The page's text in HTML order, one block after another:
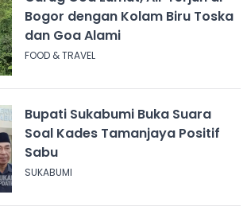
Bogor dengan Kolam Biru Toska
dan Goa Alami
FOOD & TRAVEL
Bupati Sukabumi Buka Suara
Soal Kades Tamanjaya Positif
Sabu
SUKABUMI